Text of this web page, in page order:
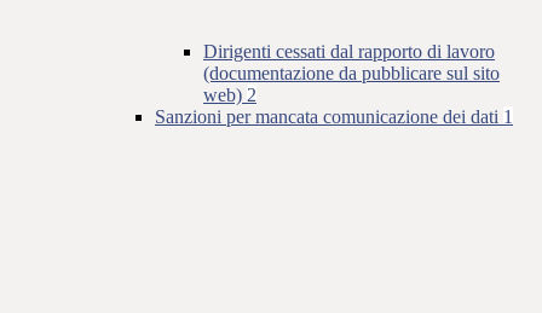
Dirigenti cessati dal rapporto di lavoro
(documentazione da pubblicare sul sito
web) 2
Sanzioni per mancata comunicazione dei dati 1